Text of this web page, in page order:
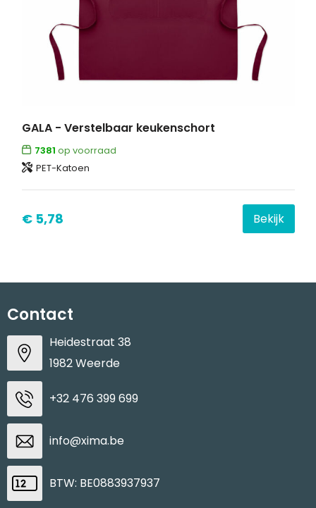
GALA - Verstelbaar keukenschort
7381 op voorraad
PET-Katoen
€ 5,78 Bekijk
Contact
Heidestraat 38
1982 Weerde
+32 476 399 699
info@xima.be
BTW: BE0883937937